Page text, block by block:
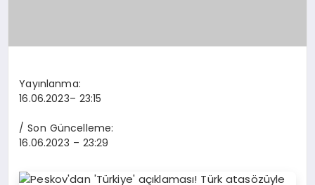
Yayınlanma:
16.06.2023– 23:15
/ Son Güncelleme:
16.06.2023 – 23:29